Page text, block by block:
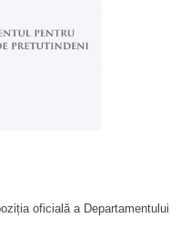
oficială a Departamentului